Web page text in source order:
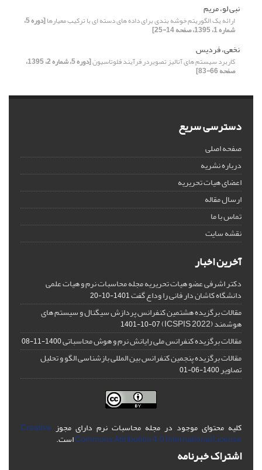
نبی لو، مریم
ارائه یک الگوریتم خوشه بندی برای داده های دسته ای با ترکیب معیارها [دوره 5،
شماره 1، 1395، صفحه 14-25]
نخعی، فردیس
کاربرد سیستم های آنالیز تصویردر فرآیند فلوتاسیون [دوره 5، شماره 2، 1395،
صفحه 66-83]
دسترسی سریع
صفحه اصلی
درباره نشریه
اعضای هیات تحریریه
ارسال مقاله
تماس با ما
نقشه سایت
آخرین اخبار
دکتر اشرفی عضو هیات تحریریه مجله محاسبات نرم و هیات علمی
دانشگاه کاشان دار فانی را وداع گفت1401-10-20
مقالات برگزیده هشتمین کنفرانس پردازش سیگنال و سیستم های
هوشمند (ICSPIS 2022) 1401-10-07
مقالات برگزیده کنفرانس ملی رایانش نرم و هوش محاسباتی1400-11-08
مقالات برگزیده پنجمین کنفرانس بین المللی بازشناسی الگو و تحلیل
تصاویر1400-06-01
کلیه محتوای موجود در مجله محاسبات نرم دارای مجوز Creative
Commons Attribution 4.0 International Licenseاست.
اشتراک خبرنامه